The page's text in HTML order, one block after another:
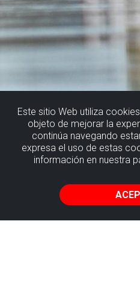
Este sitio Web utiliza
objeto de mejorar la
continúa navegando
expresa el uso de estas
información en nuestra